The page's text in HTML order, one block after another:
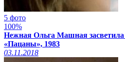
5 фото
100%
Нежная Ольга Машная засветила
«Пацаны», 1983
03.11.2018